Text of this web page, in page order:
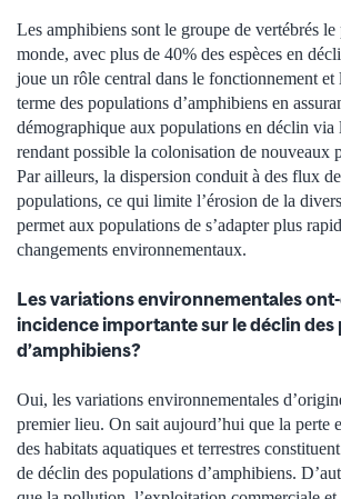
Les amphibiens sont le groupe de vertébrés le
monde, avec plus de 40% des espèces en
joue un rôle central dans le fonctionnement
terme des populations d’amphibiens en
démographique aux populations en déclin via
rendant possible la colonisation de nouveaux
Par ailleurs, la dispersion conduit à des flux
populations, ce qui limite l’érosion de la
permet aux populations de s’adapter plus
changements environnementaux.
Les variations environnementales
incidence importante sur le déclin
d’amphibiens?
Oui, les variations environnementales
premier lieu. On sait aujourd’hui que la perte
des habitats aquatiques et terrestres
de déclin des populations d’amphibiens.